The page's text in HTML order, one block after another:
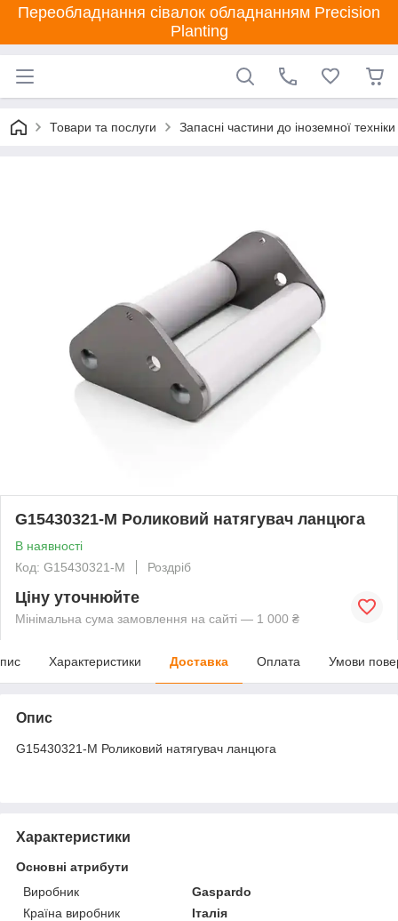
Переобладнання сівалок обладнанням Precision
Planting
Товари та послуги Запасні частини до іноземної техніки
G15430321-M Роликовий натягувач ланцюга
В наявності
Код: G15430321-M
Роздріб
Ціну уточнюйте
Мінімальна сума замовлення на сайті — 1 000 ₴
Характеристики Доставка Оплата Умови
Опис
G15430321-M Роликовий натягувач ланцюга
Характеристики
Основні атрибути
Виробник
Gaspardo
Країна виробник
Італія